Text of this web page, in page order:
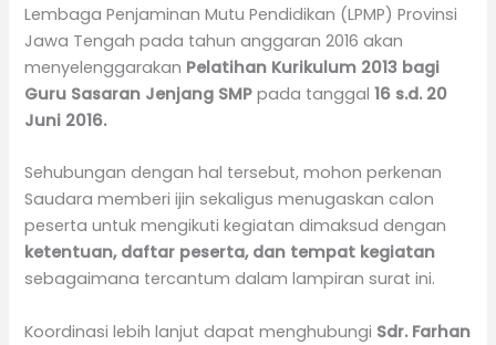
Lembaga Penjaminan Mutu Pendidikan (LPMP) Provinsi
Jawa Tengah pada tahun anggaran 2016 akan
menyelenggarakan Pelatihan Kurikulum 2013 bagi
Guru Sasaran Jenjang SMP pada tanggal16 s.d. 20
Juni 2016.
Sehubungan dengan hal tersebut, mohon perkenan
Saudara memberi ijin sekaligus menugaskan calon
peserta untuk mengikuti kegiatan dimaksud dengan
ketentuan, daftar peserta, dan tempat kegiatan
sebagaimana tercantum dalam lampiran surat ini.
Koordinasi lebih lanjut dapat menghubungi Sdr. Farhan